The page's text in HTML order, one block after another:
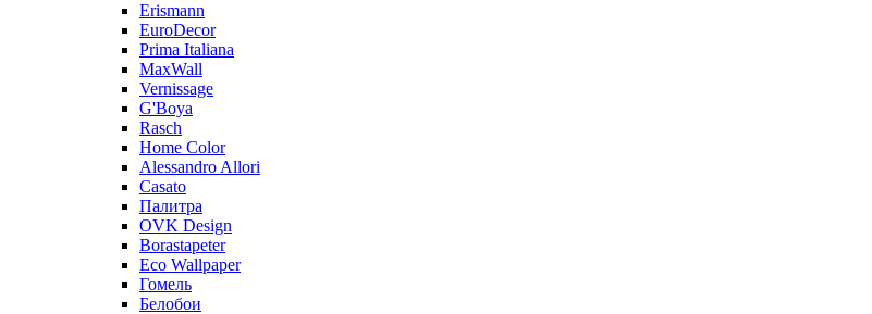
Erismann
EuroDecor
Prima Italiana
MaxWall
Vernissage
G'Boya
Rasch
Home Color
Alessandro Allori
Casato
Палитра
OVK Design
Borastapeter
Eco Wallpaper
Гомель
Белобои